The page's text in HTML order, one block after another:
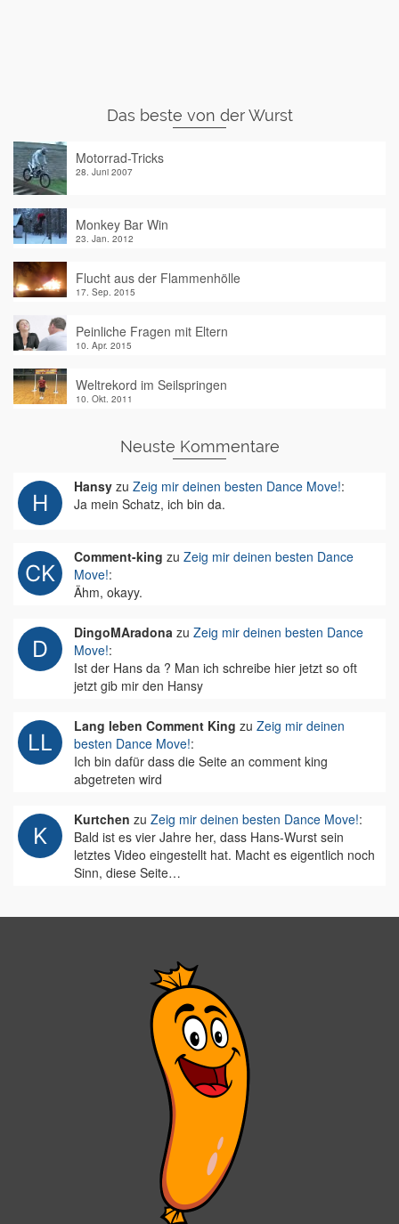
Das beste von der Wurst
Motorrad-Tricks
28. Juni 2007
Monkey Bar Win
23. Jan. 2012
Flucht aus der Flammenhölle
17. Sep. 2015
Peinliche Fragen mit Eltern
10. Apr. 2015
Weltrekord im Seilspringen
10. Okt. 2011
Neuste Kommentare
Hansy zu Zeig mir deinen besten Dance Move!:
Ja mein Schatz, ich bin da.
Comment-king zu Zeig mir deinen besten Dance
Move!:
Ähm, okayy.
DingoMAradona zu Zeig mir deinen besten Dance
Move!:
Ist der Hans da ? Man ich schreibe hier jetzt so oft
jetzt gib mir den Hansy
Lang leben Comment King zu Zeig mir deinen
besten Dance Move!:
Ich bin dafür dass die Seite an comment king
abgetreten wird
Kurtchen zu Zeig mir deinen besten Dance Move!:
Bald ist es vier Jahre her, dass Hans-Wurst sein
letztes Video eingestellt hat. Macht es eigentlich noch
Sinn, diese Seite…